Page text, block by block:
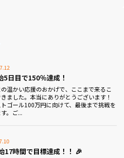
がら学べる多彩な企画を開催してい
周年を迎え、この節目に10年間の学び
として未来へつなぎたいと考え、本
上げました。
の魅力や心の豊かさを次の世代へ受
渡し」となることを願っています。
5日目で150％達成！
温かい応援のおかげで、ここまで来るこ
ました。本当にありがとうございます！
ゴール100万円に向けて、最後まで挑戦を
。ご...
17時間で目標達成！！ 🎉